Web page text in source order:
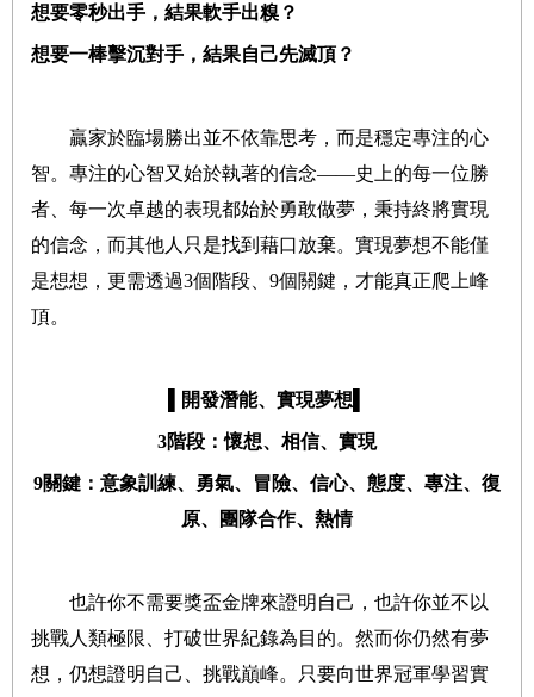
想要零秒出手，結果軟手出糗？
想要一棒擊沉對手，結果自己先滅頂？
贏家於臨場勝出並不依靠思考，而是穩定專注的心
智。專注的心智又始於執著的信念——史上的每一位勝
者、每一次卓越的表現都始於勇敢做夢，秉持終將實現
的信念，而其他人只是找到藉口放棄。實現夢想不能僅
是想想，更需透過3個階段、 9個關鍵，才能真正爬上峰
頂。
開發潛能、實現夢想
3階段：懷想、相信、實現
9關鍵：意象訓練、勇氣、冒險、信心、態度、專注、復
原、團隊合作、熱情
也許你不需要獎盃金牌來證明自己，也許你並不以
挑戰人類極限、打破世界紀錄為目的。然而你仍然有夢
想，仍想證明自己、挑戰巔峰。只要向世界冠軍學習實